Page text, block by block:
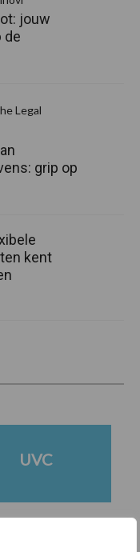
jouw
de
Legal
grip op
kent
UVC